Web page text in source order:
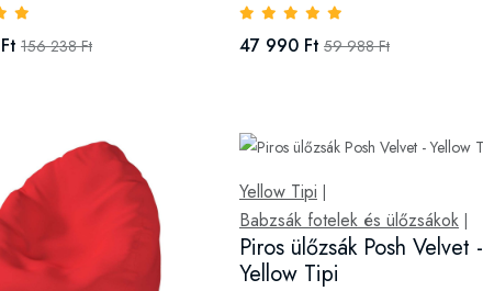
156 238 Ft 47 990 Ft 59 988 Ft
Yellow Tipi |
Babzsák fotelek és ülőzsákok|
Piros ülőzsák Posh Velvet -
Yellow Tipi